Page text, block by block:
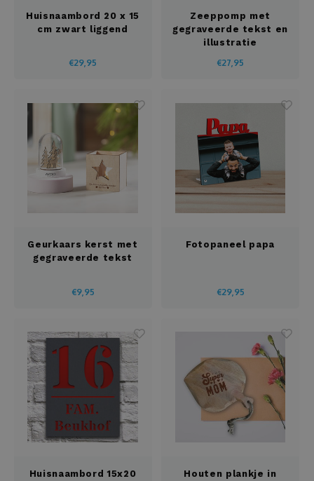
Huisnaambord 20 x 15
cm zwart liggend
€29,95
Zeeppomp met
gegraveerde tekst en
illustratie
€27,95
Geurkaars kerst met
gegraveerde tekst
€9,95
Fotopaneel papa
€29,95
Huisnaambord 15x20
Houten plankje in